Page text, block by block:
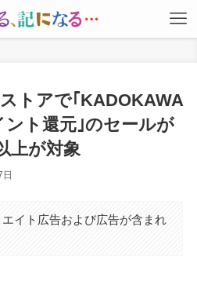
トアで｢KADOKAWA
ント還元｣のセールが
上が対象
イト広告および広告が含まれ